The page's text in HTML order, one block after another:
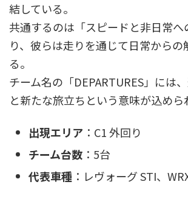
結している。
共通するのは「スピードと非日常へ
り、彼らは走りを通じて日常からの
る。
チーム名の「DEPARTURES」には
と新たな旅立ちという意味が込めら
出現エリア ：C1 外回り
チーム台数 ：5台
代表車種 ：レヴォーグ STI、